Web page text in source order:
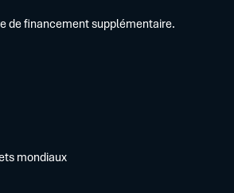
de financement supplémentaire.
mondiaux